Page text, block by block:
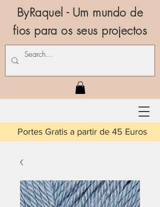
ByRaquel - Um mundo de
fios para os seus projectos
a partir de 45 Euros